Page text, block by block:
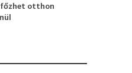
otthon